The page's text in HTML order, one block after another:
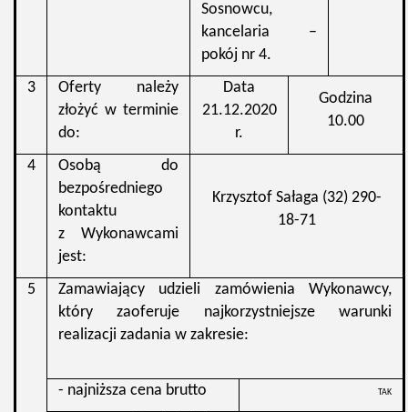
Sosnowcu,
kancelaria –
pokój nr 4.
3
Oferty należy
złożyć w terminie
do:
Data
21.12.2020
r.
Godzina
10.00
4
Osobą do
bezpośredniego
kontaktu
z Wykonawcami
jest:
Krzysztof Sałaga (32) 290-
18-71
5
Zamawiający udzieli zamówienia Wykonawcy,
który zaoferuje najkorzystniejsze warunki
realizacji zadania w zakresie:
- najniższa cena brutto TAK